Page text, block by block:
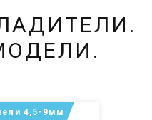
4,5-9мм